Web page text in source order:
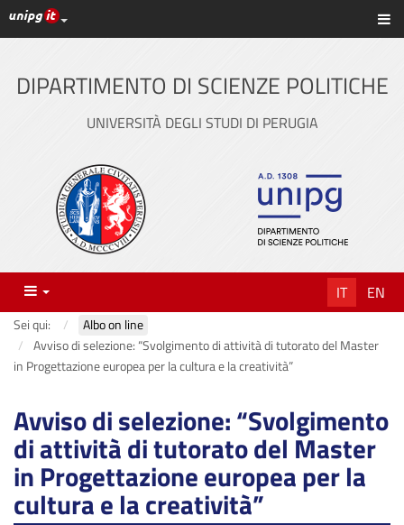
Vai
al
principale
Link ai principali servizi web di Ateneo
DIPARTIMENTO DI SCIENZE POLITICHE
UNIVERSITÀ DEGLI STUDI DI PERUGIA
Menu IT EN
Sei qui:
Albo on line
Avviso di selezione: “Svolgimento di attività di tutorato del Master
in Progettazione europea per la cultura e la creatività”
Avviso di selezione: “Svolgimento
di attività di tutorato del Master
in Progettazione europea per la
cultura e la creatività”